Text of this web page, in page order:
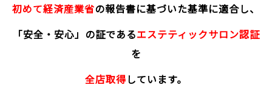
初めて経済産業省の報告書に基づいた基準に適合し、
「安全・安心」の証であるエステティックサロン認証
を
全店取得しています。